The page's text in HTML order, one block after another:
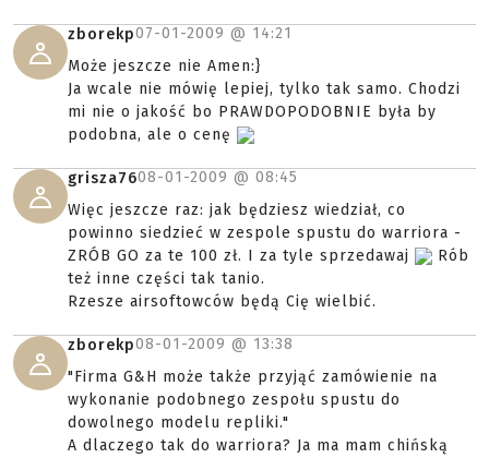
zborekp07-01-2009 @ 14:21
Może jeszcze nie Amen:}
Ja wcale nie mówię lepiej, tylko tak samo. Chodzi
mi nie o jakość bo PRAWDOPODOBNIE była by
podobna, ale o cenę
grisza7608-01-2009 @ 08:45
Więc jeszcze raz: jak będziesz wiedział, co
powinno siedzieć w zespole spustu do warriora -
ZRÓB GO za te 100 zł. I za tyle sprzedawaj
Rób
też inne części tak tanio.
Rzesze airsoftowców będą Cię wielbić.
zborekp08-01-2009 @ 13:38
"Firma G&H może także przyjąć zamówienie na
wykonanie podobnego zespołu spustu do
dowolnego modelu repliki."
A dlaczego tak do warriora? Ja ma mam chińską